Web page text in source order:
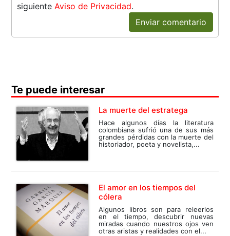
siguienteAviso de Privacidad.
Enviar comentario
Te puede interesar
La muerte del estratega
Hace algunos días la literatura
colombiana sufrió una de sus más
grandes pérdidas con la muerte del
historiador, poeta y novelista,...
El amor en los tiempos del
cólera
Algunos libros son para releerlos
en el tiempo, descubrir nuevas
miradas cuando nuestros ojos ven
otras aristas y realidades con el...